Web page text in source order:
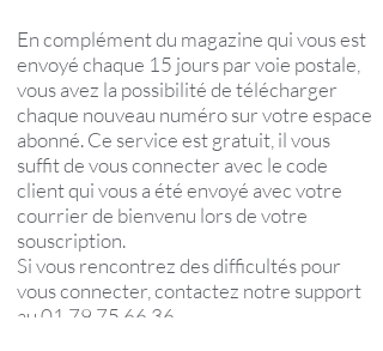
En complément du magazine qui vous est
envoyé chaque 15 jours par voie postale,
vous avez la possibilité de télécharger
chaque nouveau numéro sur votre espace
abonné. Ce service est gratuit, il vous
suffit de vous connecter avec le code
client qui vous a été envoyé avec votre
courrier de bienvenu lors de votre
souscription.
Si vous rencontrez des difficultés pour
vous connecter, contactez notre support
au01 79 75 66 36